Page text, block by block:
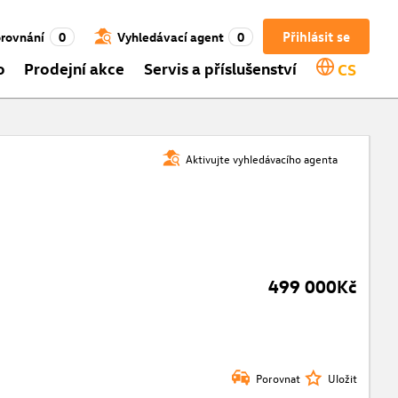
Přihlásit se
0 Vyhledávací agent 0
Prodejní akce Servis a příslušenství CS
Aktivujte vyhledávacího agenta
499 000Kč
Porovnat Uložit